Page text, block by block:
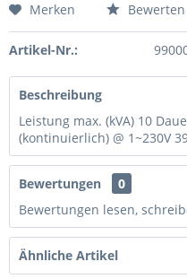
Merken Bewerten
Artikel-Nr.:
Beschreibung
Leistung max. (kVA) 10
(kontinuierlich) @ 1~230V
Bewertungen
0
Bewertungen lesen,
Ähnliche Artikel